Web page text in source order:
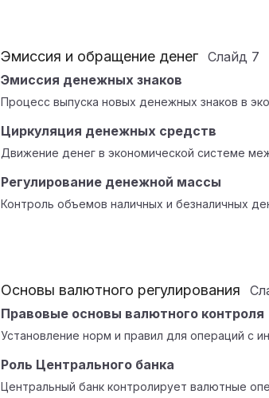
Эмиссия и обращение денег Слайд 7
Эмиссия денежных знаков
Процесс выпуска новых денежных знаков в
Циркуляция денежных средств
Движение денег в экономической системе
Регулирование денежной массы
Контроль объемов наличных и безналичных
Основы валютного регулирования
Правовые основы валютного контроля
Установление норм и правил для операций с
Роль Центрального банка
Центральный банк контролирует валютные